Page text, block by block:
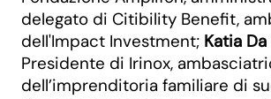
delegato di Citibility Benefit,
dell'Impact Investment; Katia Da
Presidente di Irinox,
dell’imprenditoria familiare di